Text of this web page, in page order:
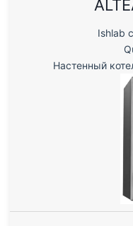
Ishlab
Настенный